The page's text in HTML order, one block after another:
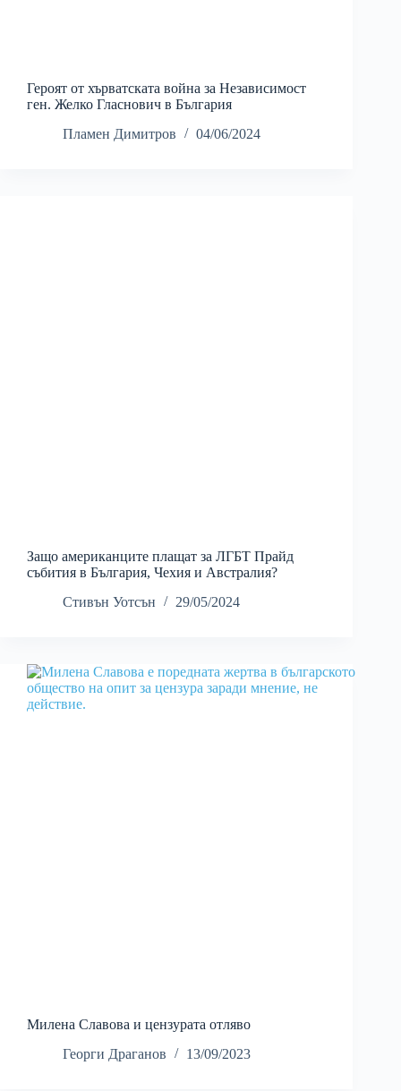
Героят от хърватската война за Независимост
ген. Желко Гласнович в България
Пламен Димитров
04/06/2024
Защо американците плащат за ЛГБТ Прайд
събития в България, Чехия и Австралия?
Стивън Уотсън
29/05/2024
Милена Славова и цензурата отляво
Георги Драганов
13/09/2023